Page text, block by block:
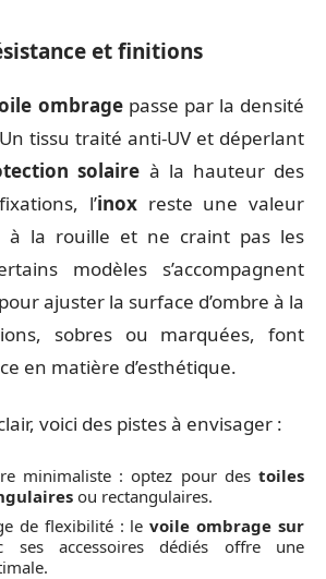
et finitions
ombragepasse par la densité
tissu traité anti-UV et déperlant
solaire à la hauteur des
l’inox reste une valeur
à la rouille et ne craint pas les
modèles s’accompagnent
pour ajuster la surface d’ombre à la
sobres ou marquées, font
en matière d’esthétique.
voici des pistes à envisager :
minimaliste : optez pour des toiles
ou rectangulaires.
de flexibilité : levoile ombrage sur
ses accessoires dédiés offre une